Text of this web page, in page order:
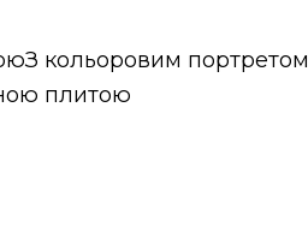
З кольоровим портретом
плитою